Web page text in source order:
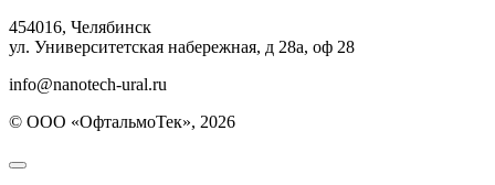
454016, Челябинск
ул. Университетская набережная, д 28а, оф 28
info@nanotech-ural.ru
© ООО «ОфтальмоТек», 2026